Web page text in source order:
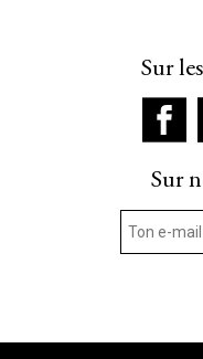
Sur
Sur